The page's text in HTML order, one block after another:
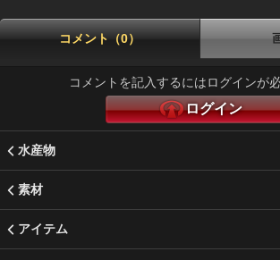
コメント（0）
コメントを記入するにはログインが必
ログイン
水産物
素材
アイテム